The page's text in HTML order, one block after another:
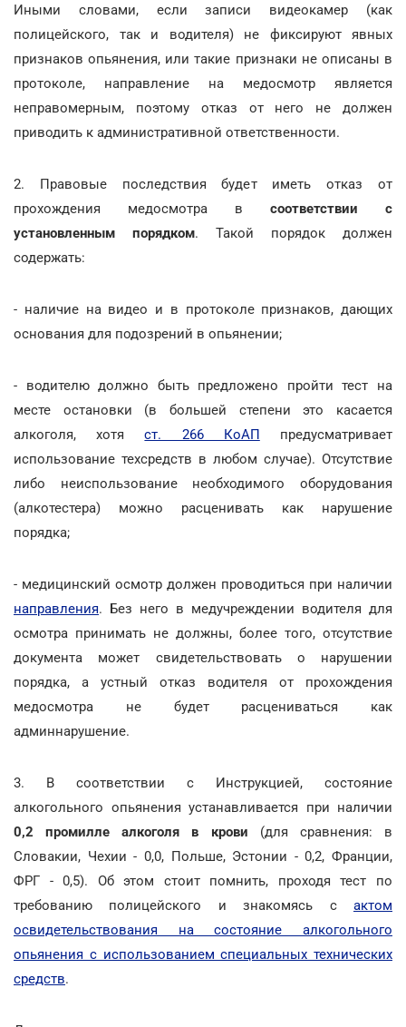
Иными словами, если записи видеокамер (как
полицейского, так и водителя) не фиксируют явных
признаков опьянения, или такие признаки не описаны в
протоколе, направление на медосмотр является
неправомерным, поэтому отказ от него не должен
приводить к административной ответственности.
2. Правовые последствия будет иметь отказ от
прохождения медосмотра в соответствии с
установленным порядком. Такой порядок должен
содержать:
- наличие на видео и в протоколе признаков, дающих
основания для подозрений в опьянении;
- водителю должно быть предложено пройти тест на
месте остановки (в большей степени это касается
алкоголя, хотяст. 266 КоАП предусматривает
использование техсредств в любом случае). Отсутствие
либо неиспользование необходимого оборудования
(алкотестера) можно расценивать как нарушение
порядка;
- медицинский осмотр должен проводиться при наличии
направления. Без него в медучреждении водителя для
осмотра принимать не должны, более того, отсутствие
документа может свидетельствовать о нарушении
порядка, а устный отказ водителя от прохождения
медосмотра не будет расцениваться как
админнарушение.
3. В соответствии с Инструкцией, состояние
алкогольного опьянения устанавливается при наличии
0,2 промилле алкоголя в крови (для сравнения: в
Словакии, Чехии - 0,0, Польше, Эстонии - 0,2, Франции,
ФРГ - 0,5). Об этом стоит помнить, проходя тест по
требованию полицейского и знакомясь с актом
освидетельствования на состояние алкогольного
опьянения с использованием специальных технических
средств.